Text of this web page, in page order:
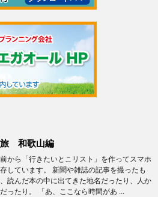
旅 和歌山編
から「行きたいとこリスト」を作ってスマホ
しています。 新聞や雑誌の記事を撮ったも
読んだ本の中に出てきた地名だったり、人か
ったり。 「あ、ここなら時間があ ...